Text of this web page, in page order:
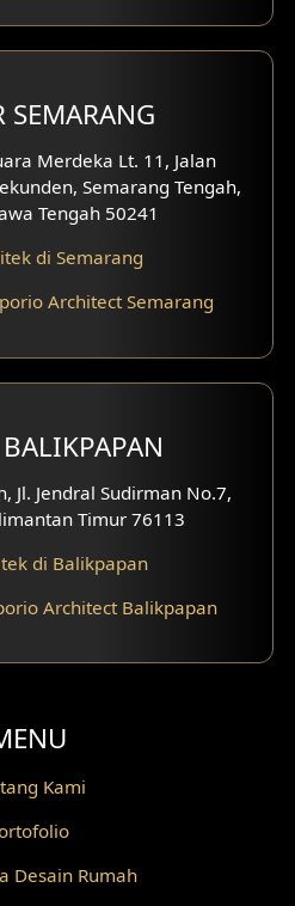
SEMARANG
Merdeka Lt. 11, Jalan
Semarang Tengah,
Tengah 50241
di Semarang
Architect Semarang
Jl. Jendral Sudirman No.7,
Timur 76113
di Balikpapan
Architect Balikpapan
Kami
Desain Rumah